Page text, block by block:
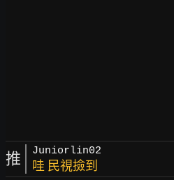
推 Juniorlin02
哇 民視撿到